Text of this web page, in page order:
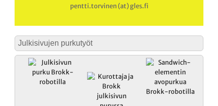
pentti.torvinen (at) gles.fi
Julkisivujen purkutyöt